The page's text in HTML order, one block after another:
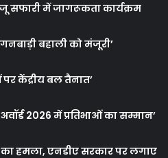
जू सफारी में जागरूकता कार्यक्रम
बहाली को मंजूरी’
केंद्रीय बल तैनात’
2026 में प्रतिभाओं का सम्मान’
हमला, एनडीए सरकार पर लगाए